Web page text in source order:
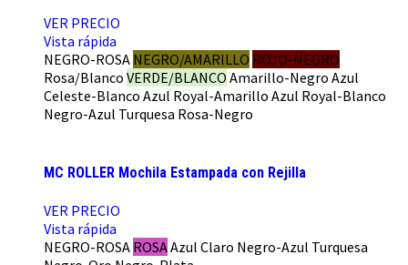
VER PRECIO
Vista rápida
NEGRO-ROSA NEGRO/AMARILLO ROJO-NEGRO
Rosa/Blanco VERDE/BLANCO Amarillo-Negro Azul
Celeste-Blanco Azul Royal-Amarillo Azul Royal-Blanco
Negro-Azul Turquesa Rosa-Negro
MC ROLLER Mochila Estampada con Rejilla
VER PRECIO
Vista rápida
NEGRO-ROSA ROSAAzul Claro Negro-Azul Turquesa